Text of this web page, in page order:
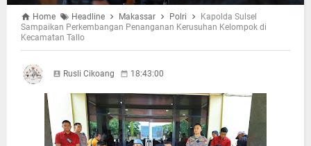
Home Headline Makassar Polri
Kapolda Sulsel
Sampaikan Perkembangan Penanganan Kerusuhan Kelompok di
Kecamatan Tallo
Rusli Cikoang 18:43:00